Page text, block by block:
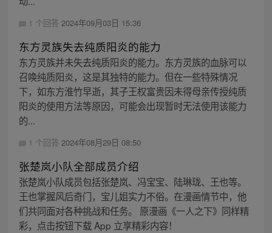
1 个回答 2024年09月03日 15:36
东方灵族失去纯质阳炎的能力
东方灵族并未失去纯质阳炎的能力。东方灵族的血脉可以
召唤纯质阳炎，这是其独特的能力。但在一些特殊情况
下，如东方淮竹早逝，其子王权富贵因未得母亲传授纯质
阳炎的使用方法等原因，可能会出现暂时无法使用该能力
的...
1 个回答 2024年08月29日 08:50
张楚岚小队全部成员介绍
张楚岚小队成员包括张楚岚、冯宝宝、陆琳珑、王也等。
王也掌握风后奇门，宝儿姐实力不俗。在漫画情节中，他
们共同面对各种挑战和任务。 原漫画《一人之下》同样精
彩，点击按钮下载 App 立享精彩内容！